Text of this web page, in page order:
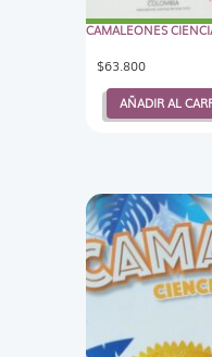
CAMALEONES
$63.800
AÑADIR AL